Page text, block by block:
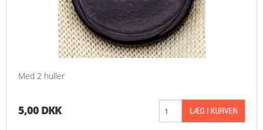
Med 2 huller
5,00 DKK